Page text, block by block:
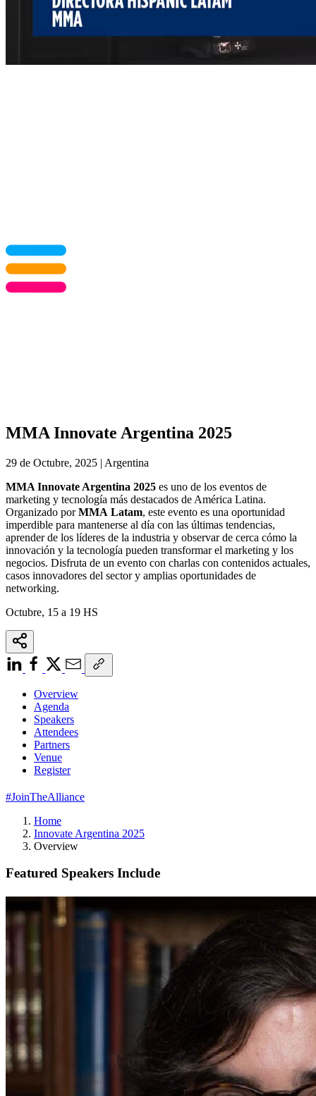
MMA Innovate Argentina 2025
29 de Octubre, 2025 | Argentina
MMA Innovate Argentina 2025 es uno de los eventos de
marketing y tecnología más destacados de América Latina.
Organizado porMMA Latam, este evento es una oportunidad
imperdible para mantenerse al día con las últimas tendencias,
aprender de los líderes de la industria y observar de cerca cómo la
innovación y la tecnología pueden transformar el marketing y los
negocios. Disfruta de un evento con charlas con contenidos actuales,
casos innovadores del sector y amplias oportunidades de
networking.
Octubre, 15 a 19 HS
Overview
Agenda
Speakers
Attendees
Partners
Venue
Register
#JoinTheAlliance
Home
Innovate Argentina 2025
Overview
Featured Speakers Include